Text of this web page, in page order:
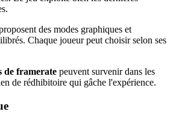
des modes graphiques et
Chaque joueur peut choisir selon ses
de framerate peuvent survenir dans les
de rédhibitoire qui gâche l'expérience.